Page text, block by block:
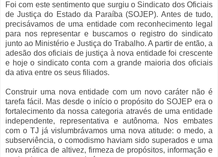
Foi com este sentimento que surgiu o Sindicato dos Oficiais
de Justiça do Estado da Paraíba (SOJEP). Antes de tudo,
precisávamos de uma entidade com reconhecimento legal
para nos representar e buscamos o registro do sindicato
junto ao Ministério e Justiça do Trabalho. A partir de então, a
adesão dos oficiais de justiça à nova entidade foi crescente
e hoje o sindicato conta com a grande maioria dos oficiais
da ativa entre os seus filiados.
Construir uma nova entidade com um novo caráter não é
tarefa fácil. Mas desde o início o propósito do SOJEP era o
fortalecimento da nossa categoria através de uma entidade
independente, representativa e autônoma. Nos embates
com o TJ já vislumbrávamos uma nova atitude: o medo, a
subserviência, o comodismo haviam sido superados e uma
nova prática de altivez, firmeza de propósitos, informação e